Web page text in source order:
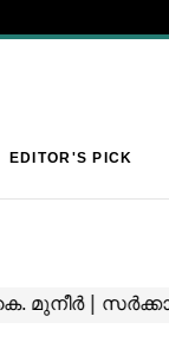
EDITOR'S PICK